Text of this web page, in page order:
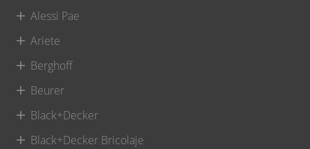
Alessi Pae
Ariete
Berghoff
Beurer
Black+Decker
Black+Decker Bricolaje